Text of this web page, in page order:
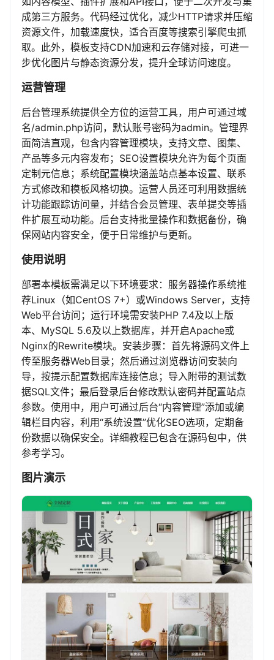
成第三方服务。代码经过优化，减少HTTP请求并压缩
资源文件，加载速度快，适合百度等搜索引擎爬虫抓
取。此外，模板支持CDN加速和云存储对接，可进一
步优化图片与静态资源分发，提升全球访问速度。
运营管理
后台管理系统提供全方位的运营工具，用户可通过域
名/admin.php访问，默认账号密码为admin。管理界
面简洁直观，包含内容管理模块，支持文章、图集、
产品等多元内容发布；SEO设置模块允许为每个页面
定制元信息；系统配置模块涵盖站点基本设置、联系
方式修改和模板风格切换。运营人员还可利用数据统
计功能跟踪访问量，并结合会员管理、表单提交等插
件扩展互动功能。后台支持批量操作和数据备份，确
保网站内容安全，便于日常维护与更新。
使用说明
部署本模板需满足以下环境要求：服务器操作系统推
荐Linux（如CentOS 7+）或Windows Server，支持
Web平台访问；运行环境需安装PHP 7.4及以上版
本、MySQL 5.6及以上数据库，并开启Apache或
Nginx的Rewrite模块。安装步骤：首先将源码文件上
传至服务器Web目录；然后通过浏览器访问安装向
导，按提示配置数据库连接信息；导入附带的测试数
据SQL文件；最后登录后台修改默认密码并配置站点
参数。使用中，用户可通过后台“内容管理”添加或编
辑栏目内容，利用“系统设置”优化SEO选项，定期备
份数据以确保安全。详细教程已包含在源码包中，供
参考学习。
图片演示